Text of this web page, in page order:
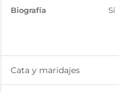
Biografía Sí
Cata y maridajes